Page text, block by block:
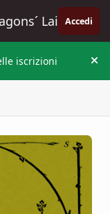
Lair Accedi
iscrizioni